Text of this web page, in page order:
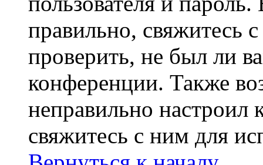
правильно, свяжитесь
проверить, не был ли
конференции. Также
неправильно
свяжитесь с ним для